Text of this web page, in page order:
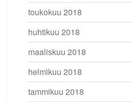
toukokuu 2018
huhtikuu 2018
maaliskuu 2018
helmikuu 2018
tammikuu 2018